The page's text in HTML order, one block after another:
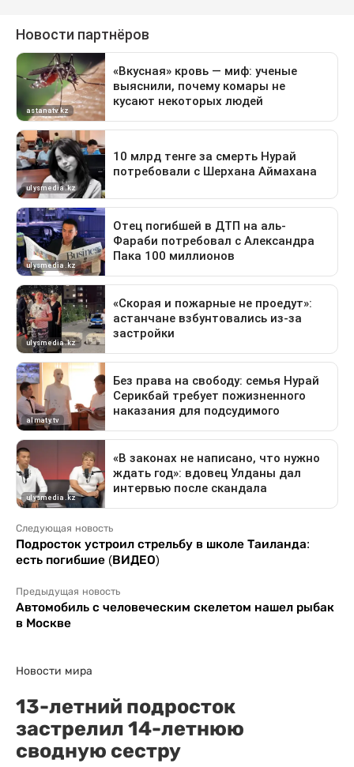
Следующая новость
Подросток устроил стрельбу в школе Таиланда:
есть погибшие (ВИДЕО)
Предыдущая новость
Автомобиль с человеческим скелетом нашел рыбак
в Москве
Новости мира
13-летний подросток
застрелил 14-летнюю
сводную сестру